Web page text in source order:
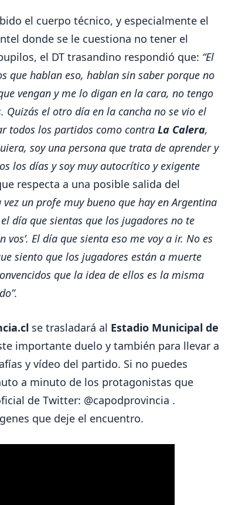
el cuerpo técnico, y especialmente el
donde se le cuestiona no tener el
el DT trasandino respondió que: “El
que hablan eso, hablan sin saber porque no
vengan y me lo digan en la cara, no tengo
el otro día en la cancha no se vio el
todos los partidos como contra La Calera,
soy una persona que trata de aprender y
los días y soy muy autocrítico y exigente
respecta a una posible salida del
vez un profe muy bueno que hay en Argentina
día que sientas que los jugadores no te
El día que sienta eso me voy a ir. No es
siento que los jugadores están a muerte
que la idea de ellos es la misma
se trasladará al Estadio Municipal de
importante duelo y también para llevar a
y vídeo del partido. Si no puedes
a minuto de los protagonistas que
de Twitter: @capodprovincia .
que deje el encuentro.